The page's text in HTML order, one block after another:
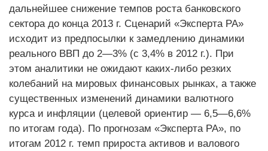
дальнейшее снижение темпов роста банковского
сектора до конца 2013 г. Сценарий «Эксперта РА»
исходит из предпосылки к замедлению динамики
реального ВВП до 2—3% (с 3,4% в 2012 г.). При
этом аналитики не ожидают каких-либо резких
колебаний на мировых финансовых рынках, а также
существенных изменений динамики валютного
курса и инфляции (целевой ориентир — 6,5—6,6%
по итогам года). По прогнозам «Эксперта РА», по
итогам 2012 г. темп прироста активов и валового